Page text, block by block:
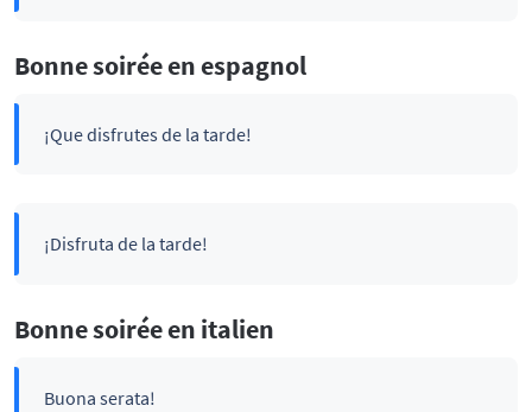
Bonne soirée en espagnol
¡Que disfrutes de la tarde!
¡Disfruta de la tarde!
Bonne soirée en italien
Buona serata!